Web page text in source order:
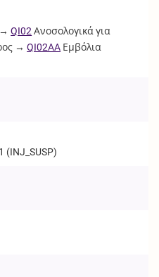
→QI02 Ανοσολογικά για
→QI02AA Εμβόλια
(INJ_SUSP)